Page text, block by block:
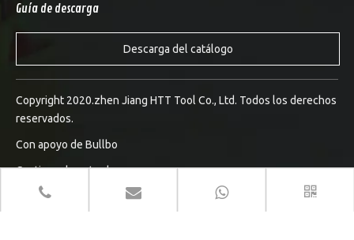
Guía de descarga
Descarga del catálogo
Copyright 2020.zhen Jiang HTT Tool Co., Ltd. Todos los derechos
reservados.
Con apoyo de Bullbo
Gestionar la entrada